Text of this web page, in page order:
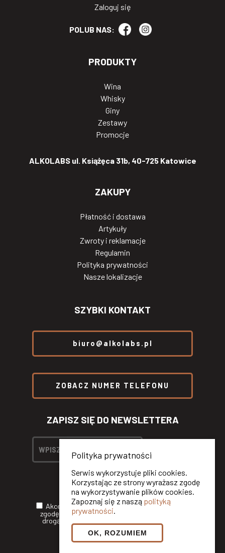
Zaloguj się
POLUB NAS:
PRODUKTY
Wina
Whisky
Giny
Zestawy
Promocje
ALKOLABS ul. Książęca 31b, 40-725 Katowice
ZAKUPY
Płatność i dostawa
Artykuły
Zwroty i reklamacje
Regulamin
Polityka prywatności
Nasze lokalizacje
SZYBKI KONTAKT
biuro@alkolabs.pl
ZOBACZ NUMER TELEFONU
ZAPISZ SIĘ DO NEWSLETTERA
AkceptujęPolitykę Prywatnościoraz wyrażam
zgodę na otrzymywanie informacji handlowych
drogą elektroniczną od ALKOLABS SP. Z O.O.*
Polityka prywatności
Serwis wykorzystuje pliki cookies.
Korzystając ze strony wyrażasz zgodę
na wykorzystywanie plików cookies.
Zapoznaj się z naszą polityką
prywatności.
OK, ROZUMIEM